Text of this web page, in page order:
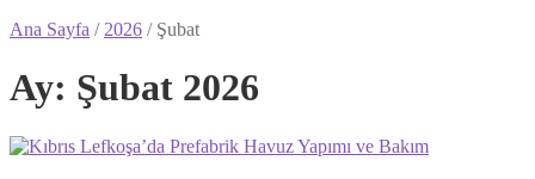
Ana Sayfa / 2026 / Şubat
Ay: Şubat 2026